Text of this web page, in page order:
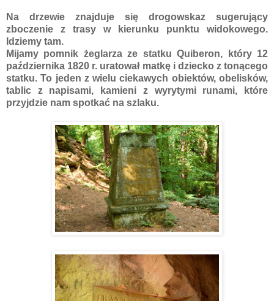
Na drzewie znajduje się drogowskaz sugerujący
zboczenie z trasy w kierunku punktu widokowego.
Idziemy tam.
Mijamy pomnik żeglarza ze statku Quiberon, który 12
października 1820 r. uratował matkę i dziecko z tonącego
statku. To jeden z wielu ciekawych obiektów, obelisków,
tablic z napisami, kamieni z wyrytymi runami, które
przyjdzie nam spotkać na szlaku.